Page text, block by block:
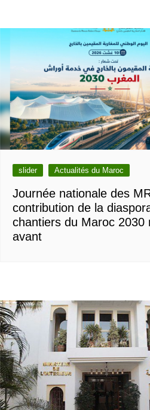
slider Actualités du Maroc
Journée nationale des
contribution de la
chantiers du Maroc 2030
avant